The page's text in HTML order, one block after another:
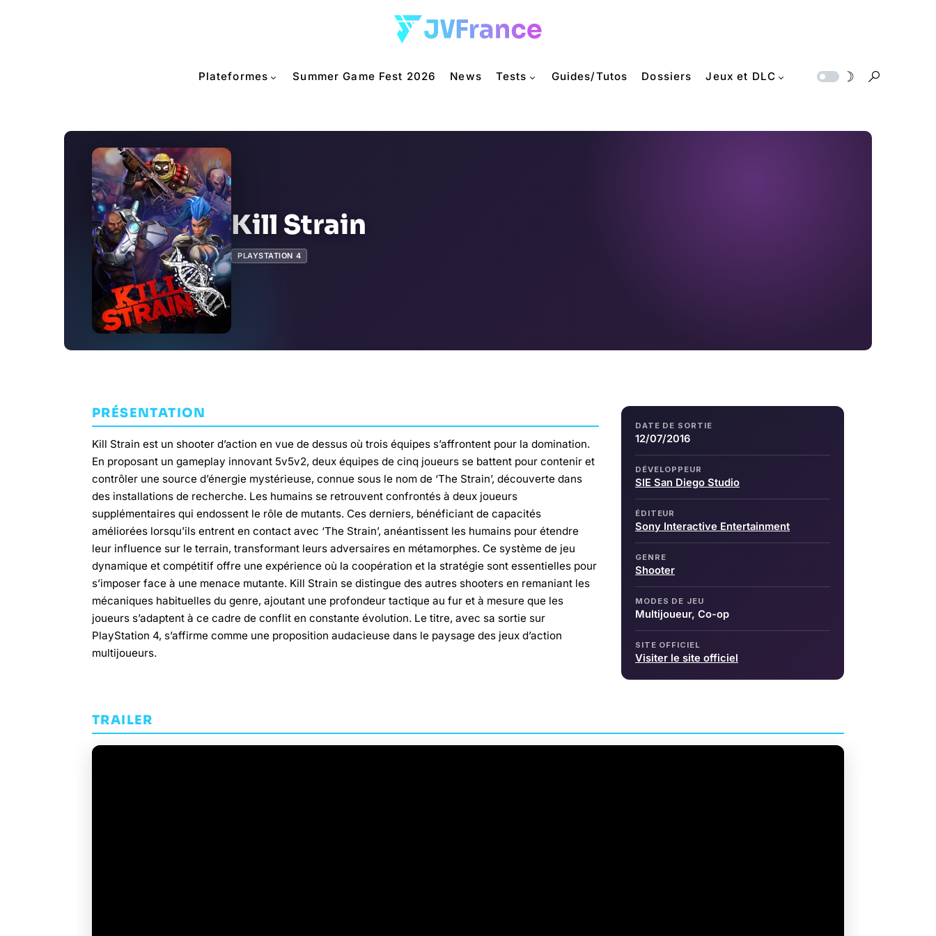
Plateformes Summer Game Fest 2026 News Tests Guides/Tutos Dossiers Jeux et DLC
Kill Strain
PLAYSTATION 4
PRÉSENTATION
Kill Strain est un shooter d’action en vue de dessus où trois équipes s’affrontent pour la domination.
En proposant un gameplay innovant 5v5v2, deux équipes de cinq joueurs se battent pour contenir et
contrôler une source d’énergie mystérieuse, connue sous le nom de ‘The Strain’, découverte dans
des installations de recherche. Les humains se retrouvent confrontés à deux joueurs
supplémentaires qui endossent le rôle de mutants. Ces derniers, bénéficiant de capacités
améliorées lorsqu’ils entrent en contact avec ‘The Strain’, anéantissent les humains pour étendre
leur influence sur le terrain, transformant leurs adversaires en métamorphes. Ce système de jeu
dynamique et compétitif offre une expérience où la coopération et la stratégie sont essentielles pour
s’imposer face à une menace mutante. Kill Strain se distingue des autres shooters en remaniant les
mécaniques habituelles du genre, ajoutant une profondeur tactique au fur et à mesure que les
joueurs s’adaptent à ce cadre de conflit en constante évolution. Le titre, avec sa sortie sur
PlayStation 4, s’affirme comme une proposition audacieuse dans le paysage des jeux d’action
multijoueurs.
DATE DE SORTIE
12/07/2016
DÉVELOPPEUR
SIE San Diego Studio
ÉDITEUR
Sony Interactive Entertainment
GENRE
Shooter
MODES DE JEU
Multijoueur, Co-op
SITE OFFICIEL
Visiter le site officiel
TRAILER